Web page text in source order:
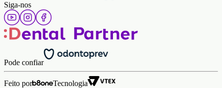
Siga-nos
Pode confiar
Feito por
Tecnologia